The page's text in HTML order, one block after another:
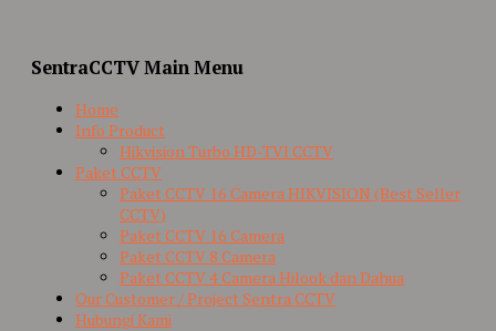
SentraCCTV Main Menu
Home
Info Product
Hikvision Turbo HD-TVI CCTV
Paket CCTV
Paket CCTV 16 Camera HIKVISION (Best Seller
CCTV)
Paket CCTV 16 Camera
Paket CCTV 8 Camera
Paket CCTV 4 Camera Hilook dan Dahua
Our Customer / Project Sentra CCTV
Hubungi Kami